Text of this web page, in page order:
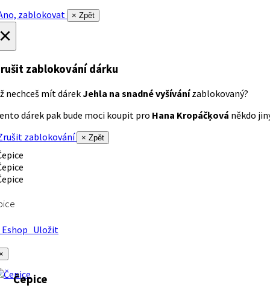
zablokovat
× Zpět
zablokování dárku
nechceš mít dárekJehla na snadné vyšívánízablokovaný?
dárek pak bude moci koupit pro Hana Kropáčķová někdo
zablokování
× Zpět
Uložit
Čepice